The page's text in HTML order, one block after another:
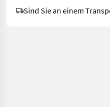
Sind Sie an einem